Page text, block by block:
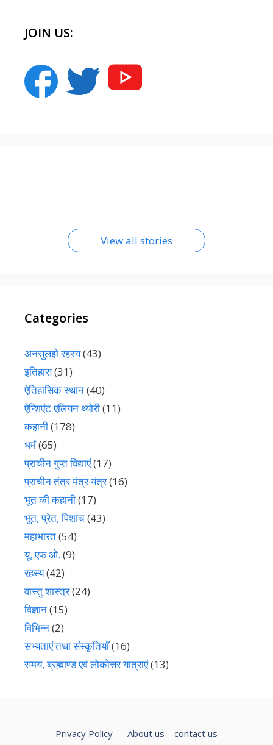
JOIN US:
View all stories
Categories
अनसुलझे रहस्य(43)
इतिहास(31)
ऐतिहासिक स्थान(40)
ऐन्शिएंट एलियन थ्योरी(11)
कहानी(178)
धर्मं(65)
प्राचीन गुप्त विद्याएं(17)
प्राचीन तंत्र मंत्र यंत्र(16)
भूत की कहानी(17)
भूत, प्रेत, पिशाच(43)
महाभारत(54)
यू. एफ ओ. (9)
रहस्य(42)
वास्तु शास्त्र(24)
विज्ञान(15)
विभिन्न(2)
सभ्यताएं तथा संस्कृतियाँ(16)
समय, ब्रह्माण्ड एवं लोकोत्तर यात्राएं(13)
Privacy Policy About us – contact us